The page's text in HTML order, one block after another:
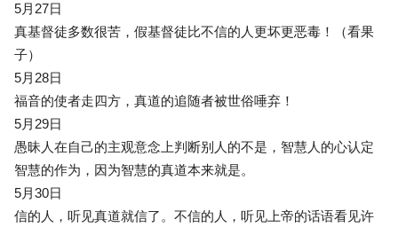
5月27日
真基督徒多数很苦，假基督徒比不信的人更坏更恶毒！（看果
子）
5月28日
福音的使者走四方，真道的追随者被世俗唾弃！
5月29日
愚昧人在自己的主观意念上判断别人的不是，智慧人的心认定
智慧的作为，因为智慧的真道本来就是。
5月30日
信的人，听见真道就信了。不信的人，听见上帝的话语看见许